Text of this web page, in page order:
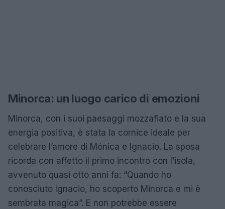
Minorca: un luogo carico di emozioni
Minorca, con i suoi paesaggi mozzafiato e la sua
energia positiva, è stata la cornice ideale per
celebrare l’amore di Mónica e Ignacio. La sposa
ricorda con affetto il primo incontro con l’isola,
avvenuto quasi otto anni fa: “Quando ho
conosciuto Ignacio, ho scoperto Minorca e mi è
sembrata magica”. E non potrebbe essere